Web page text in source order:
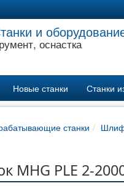
и
оснастка
Новые станки Станки
станки
MHG PLE 2-